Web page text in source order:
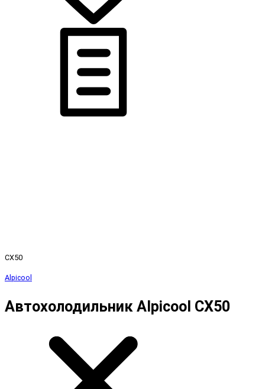
CX50
Alpicool
Автохолодильник Alpicool CX50